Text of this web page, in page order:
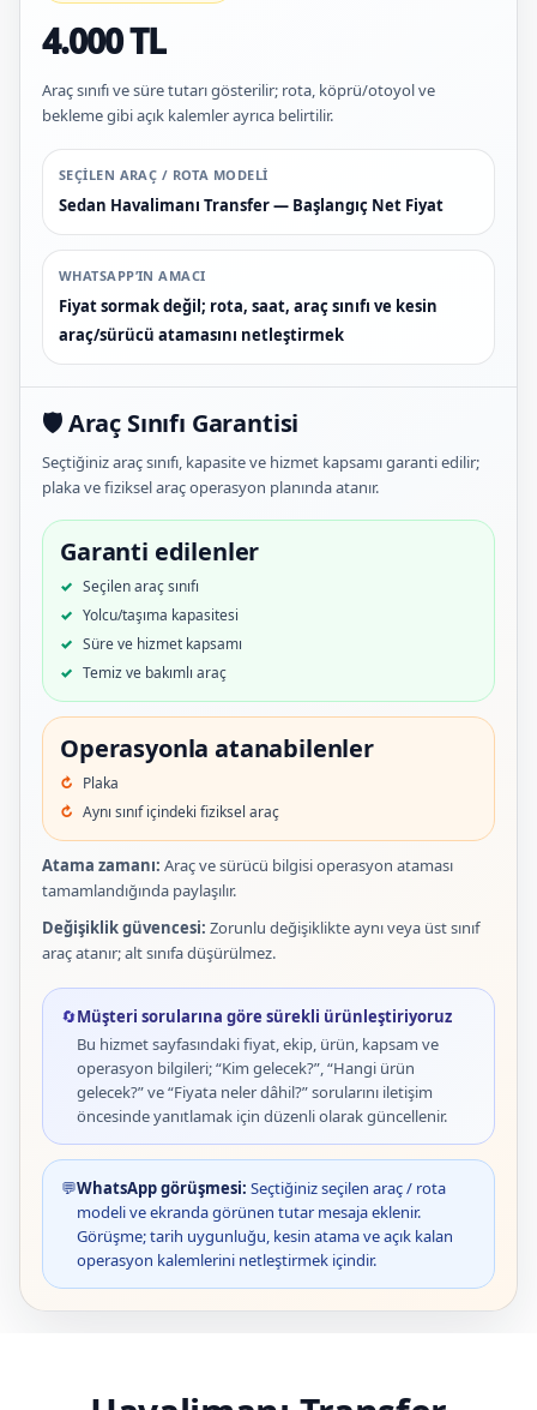
4.000 TL
Araç sınıfı ve süre tutarı gösterilir; rota, köprü/otoyol ve
bekleme gibi açık kalemler ayrıca belirtilir.
SEÇILEN ARAÇ / ROTA MODELI
Sedan Havalimanı Transfer — Başlangıç Net Fiyat
WHATSAPP’IN AMACI
Fiyat sormak değil; rota, saat, araç sınıfı ve kesin
araç/sürücü atamasını netleştirmek
🛡️ Araç Sınıfı Garantisi
Seçtiğiniz araç sınıfı, kapasite ve hizmet kapsamı garanti edilir;
plaka ve fiziksel araç operasyon planında atanır.
Garanti edilenler
Seçilen araç sınıfı
Yolcu/taşıma kapasitesi
Süre ve hizmet kapsamı
Temiz ve bakımlı araç
Operasyonla atanabilenler
Plaka
Aynı sınıf içindeki fiziksel araç
Atama zamanı: Araç ve sürücü bilgisi operasyon ataması
tamamlandığında paylaşılır.
Değişiklik güvencesi: Zorunlu değişiklikte aynı veya üst sınıf
araç atanır; alt sınıfa düşürülmez.
🔄Müşteri sorularına göre sürekli ürünleştiriyoruz
Bu hizmet sayfasındaki fiyat, ekip, ürün, kapsam ve
operasyon bilgileri; “Kim gelecek?”, “Hangi ürün
gelecek?” ve “Fiyata neler dâhil?” sorularını iletişim
öncesinde yanıtlamak için düzenli olarak güncellenir.
💬WhatsApp görüşmesi: Seçtiğiniz seçilen araç / rota
modeli ve ekranda görünen tutar mesaja eklenir.
Görüşme; tarih uygunluğu, kesin atama ve açık kalan
operasyon kalemlerini netleştirmek içindir.